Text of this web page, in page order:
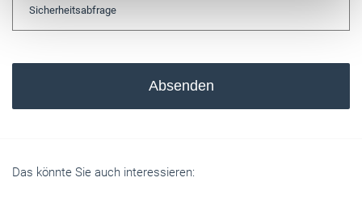
Absenden
Das könnte Sie auch interessieren: